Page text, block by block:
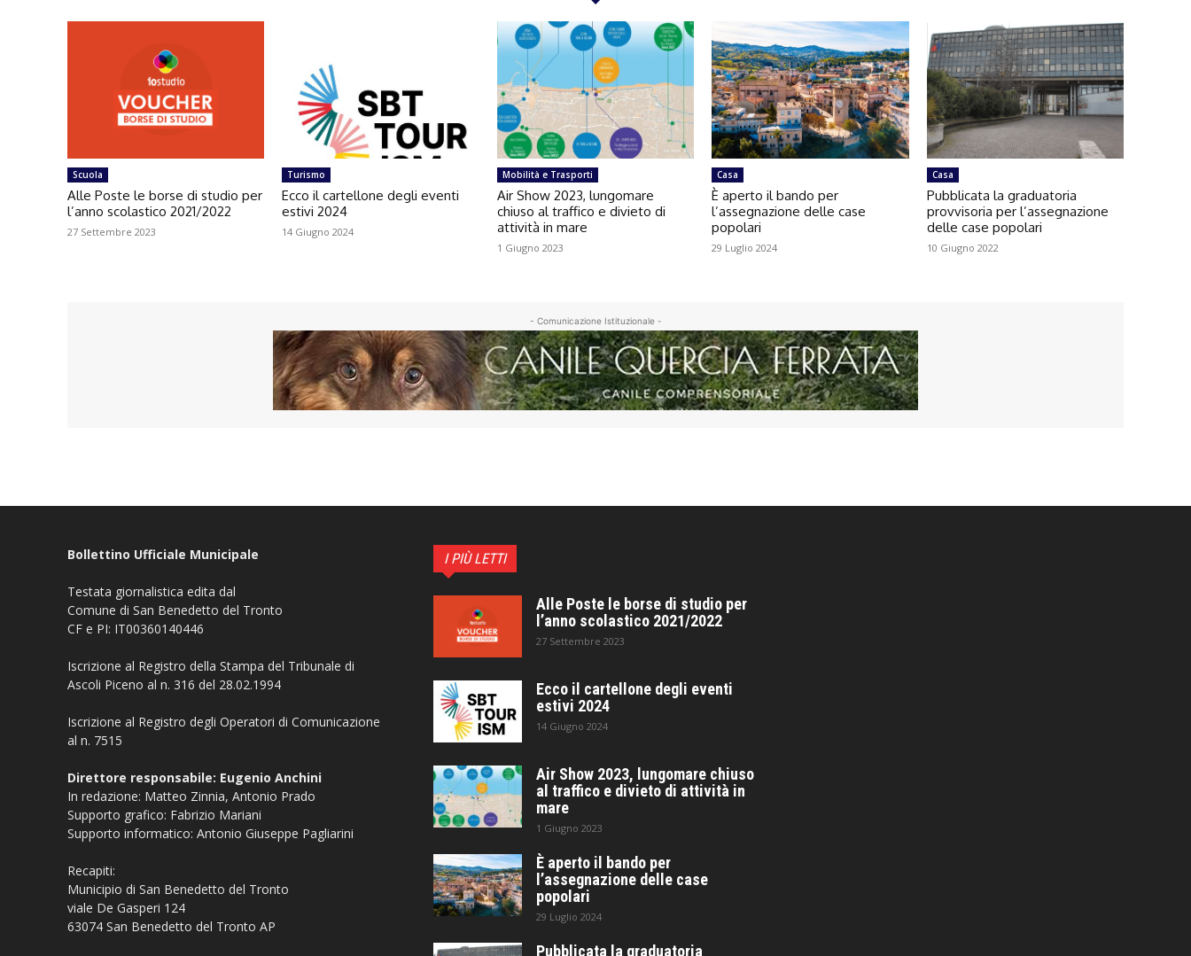
Scuola
Alle Poste le borse di studio per
l’anno scolastico 2021/2022
27 Settembre 2023
Turismo
Ecco il cartellone degli eventi
estivi 2024
14 Giugno 2024
Mobilità e Trasporti
Air Show 2023, lungomare
chiuso al traffico e divieto di
attività in mare
1 Giugno 2023
Casa
È aperto il bando per
l’assegnazione delle case
popolari
29 Luglio 2024
Casa
Pubblicata la graduatoria
provvisoria per l’assegnazione
delle case popolari
10 Giugno 2022
- Comunicazione Istituzionale -
Bollettino Ufficiale Municipale
Testata giornalistica edita dal
Comune di San Benedetto del Tronto
CF e PI: IT00360140446
Iscrizione al Registro della Stampa del Tribunale di
Ascoli Piceno al n. 316 del 28.02.1994
Iscrizione al Registro degli Operatori di Comunicazione
al n. 7515
Direttore responsabile: Eugenio Anchini
In redazione: Matteo Zinnia, Antonio Prado
Supporto grafico: Fabrizio Mariani
Supporto informatico: Antonio Giuseppe Pagliarini
Recapiti:
Municipio di San Benedetto del Tronto
viale De Gasperi 124
63074 San Benedetto del Tronto AP
I PIÙ LETTI
Alle Poste le borse di studio per
l’anno scolastico 2021/2022
27 Settembre 2023
Ecco il cartellone degli eventi
estivi 2024
14 Giugno 2024
Air Show 2023, lungomare chiuso
al traffico e divieto di attività in
mare
1 Giugno 2023
È aperto il bando per
l’assegnazione delle case
popolari
29 Luglio 2024
Pubblicata la graduatoria